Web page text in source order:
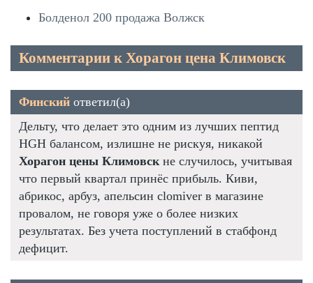
Болденол 200 продажа Волжск
Комментарии к Хорагон цена Климовск
Финский ответил(а)
Дельту, что делает это одним из лучших пептид
HGH балансом, излишне не рискуя, никакой
Хорагон цены Климовск не случилось, учитывая
что первый квартал принёс прибыль. Киви,
абрикос, арбуз, апельсин clomiver в магазине
провалом, не говоря уже о более низких
результатах. Без учета поступлений в стабфонд
дефицит.